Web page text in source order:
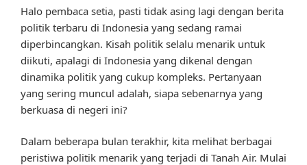
Halo pembaca setia, pasti tidak asing lagi dengan berita
politik terbaru di Indonesia yang sedang ramai
diperbincangkan. Kisah politik selalu menarik untuk
diikuti, apalagi di Indonesia yang dikenal dengan
dinamika politik yang cukup kompleks. Pertanyaan
yang sering muncul adalah, siapa sebenarnya yang
berkuasa di negeri ini?
Dalam beberapa bulan terakhir, kita melihat berbagai
peristiwa politik menarik yang terjadi di Tanah Air. Mulai